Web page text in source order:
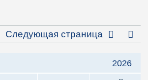
Следующая страница
2026